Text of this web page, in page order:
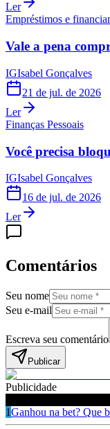
Ler
Empréstimos e
Vale a pena
IGIsabel Gonçalves
21 de jul. de 2026
Ler
Finanças Pessoais
Você precisa
IGIsabel Gonçalves
16 de jul. de 2026
Ler
Comentários
Seu nome
Seu e-mail
Escreva seu comentário
Publicar
Publicidade
1Ganhou na bet? Que